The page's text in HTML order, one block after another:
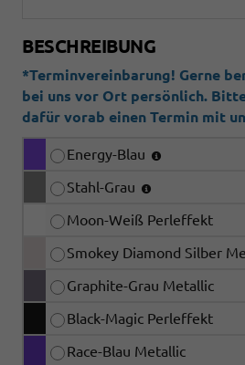
BESCHREIBUNG
*Terminvereinbarung! Gerne
bei uns vor Ort persönlich.
dafür vorab einen Termin mit
Energy-Blau
Stahl-Grau
Moon-Weiß Perleffekt
Smokey Diamond Silber
Graphite-Grau Metallic
Black-Magic Perleffekt
Race-Blau Metallic